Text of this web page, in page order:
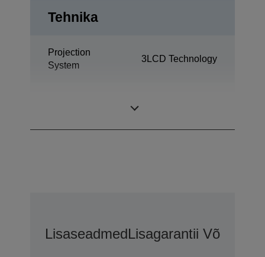
Tehnika
Projection
System
3LCD Technology
LisaseadmedLisagarantii